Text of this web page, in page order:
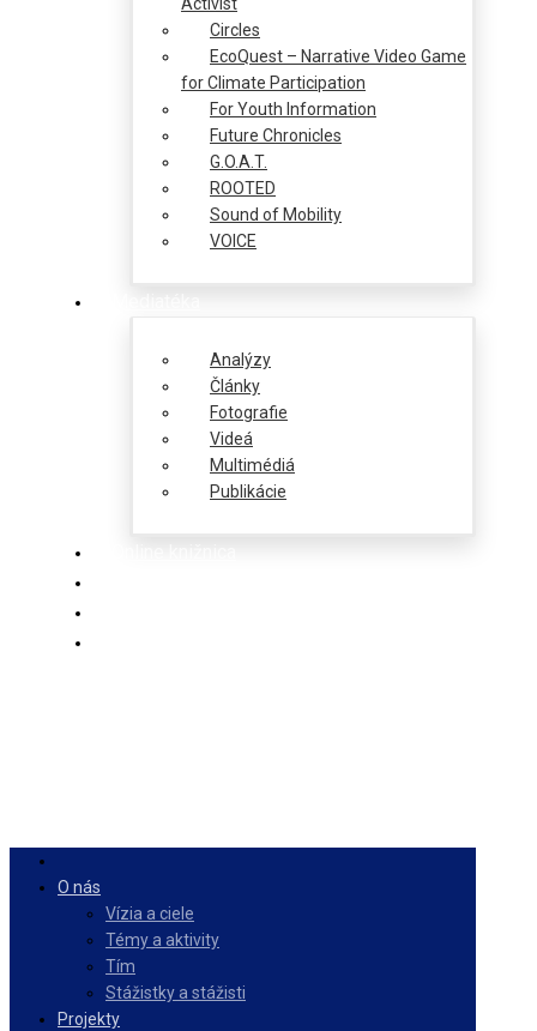
Circles
EcoQuest – Narrative Video Game
for Climate Participation
For Youth Information
Future Chronicles
G.O.A.T.
ROOTED
Sound of Mobility
VOICE
Analýzy
Články
Fotografie
Videá
Multimédiá
Publikácie
O nás
Vízia a ciele
Témy a aktivity
Tím
Stážistky a stážisti
Projekty